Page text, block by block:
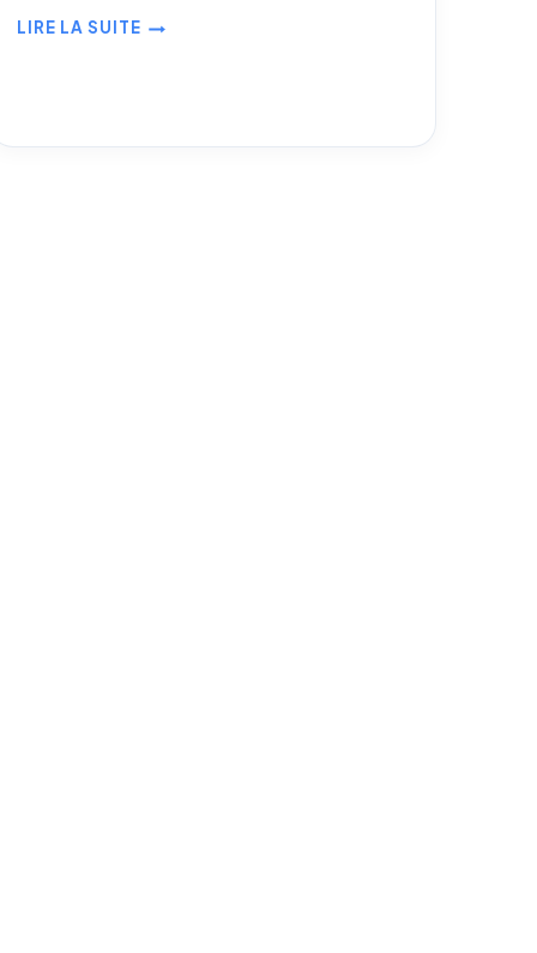
LIRE LA SUITE
CONDUIRE
QUÉBEC